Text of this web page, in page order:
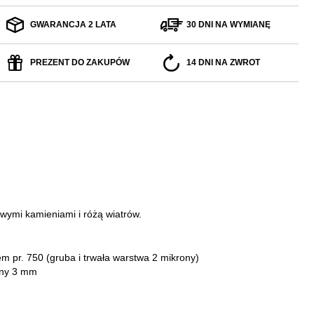
GWARANCJA 2 LATA 30 DNI NA WYMIANĘ
PREZENT DO ZAKUPÓW 14 DNI NA ZWROT
kamieniami i różą wiatrów.
pr. 750 (gruba i trwała warstwa 2 mikrony)
3 mm